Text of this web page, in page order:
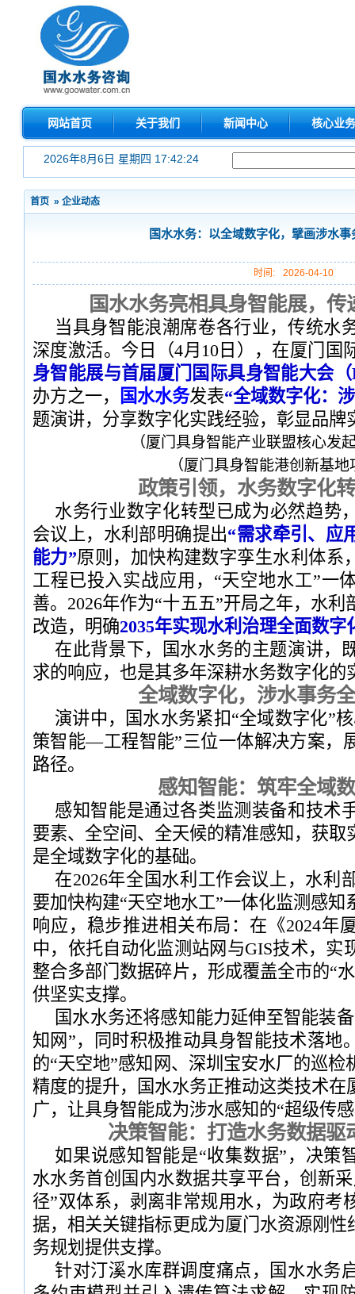
网站首页 关于我们 新闻中心 核心业务
2026年8月6日 星期四 17:42:24
首页 » 企业动态
国水水务：以全域数字化，擘画涉水
时间: 2026-04-10
国水水务亮相具身智能展，
当具身智能浪潮席卷各行业，传统水
深度激活。今日（4月10日），在厦门国
身智能展与首届厦门国际具身智能大会
办方之一，
国水水务发表“全域数字化：
题演讲，分享数字化实践经验，彰显品牌
（厦门具身智能产业联盟核心发
（厦门具身智能港创新基
政策引领，水务数字化
水务行业数字化转型已成为必然趋势
会议上，水利部明确提出“需求牵引、应
能力”原则，加快构建数字孪生水利体系
工程已投入实战应用，“天空地水工”一
善。2026年作为“十五五”开局之年，水
改造，明确2035年实现水利治理全面数字
在此背景下，国水水务的主题演讲，
求的响应，也是其多年深耕水务数字化的
全域数字化，涉水事务
演讲中，国水水务紧扣“全域数字化”
策智能—工程智能”三位一体解决方案，
路径。
感知智能：筑牢全域
感知智能是通过各类监测装备和技术
要素、全空间、全天候的精准感知，获取
是全域数字化的基础。
在2026年全国水利工作会议上，水利
要加快构建“天空地水工”一体化监测感
响应，稳步推进相关布局：在《2024年
中，依托自动化监测站网与GIS技术，实
整合多部门数据碎片，形成覆盖全市的“
供坚实支撑。
国水水务还将感知能力延伸至智能装
知网”，同时积极推动具身智能技术落地
的“天空地”感知网、深圳宝安水厂的巡
精度的提升，国水水务正推动这类技术在
广，让具身智能成为涉水感知的“超级传
决策智能：打造水务数据驱
如果说感知智能是“收集数据”，决策
水水务首创国内水数据共享平台，创新
径”双体系，剥离非常规用水，为政府考
据，相关关键指标更成为厦门水资源刚性
务规划提供支撑。
针对汀溪水库群调度痛点，国水水务